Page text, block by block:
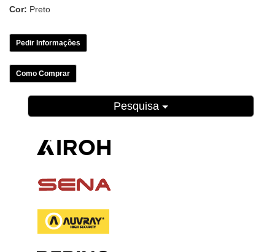
Cor: Preto
Pedir Informações
Como Comprar
Pesquisa